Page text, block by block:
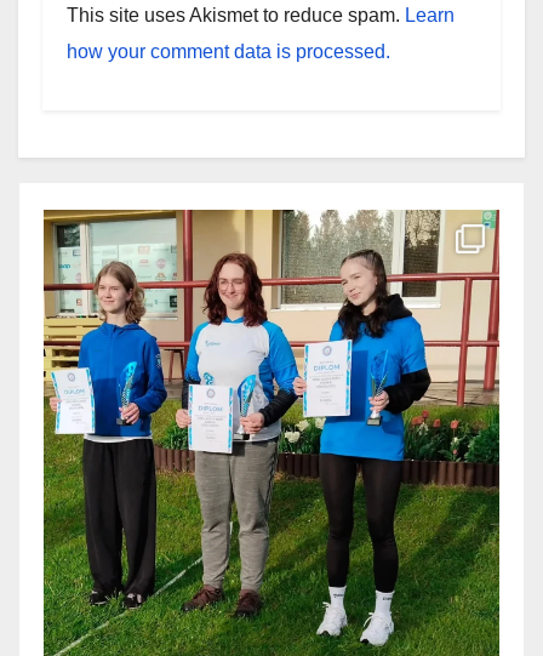
This site uses Akismet to reduce spam. Learn
how your comment data is processed.